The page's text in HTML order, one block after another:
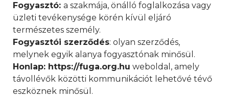
Fogyasztó: a szakmája, önálló foglalkozása vagy
üzleti tevékenysége körén kívül eljáró
természetes személy.
Fogyasztói szerződés: olyan szerződés,
melynek egyik alanya fogyasztónak minősül.
Honlap: https://fuga.org.hu weboldal, amely
távollévők közötti kommunikációt lehetővé tévő
eszköznek minősül.